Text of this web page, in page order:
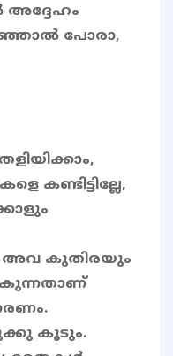
പോരാ,
കണ്ടിട്ടില്ലേ,
അവ കുതിരയും
കൂടും.